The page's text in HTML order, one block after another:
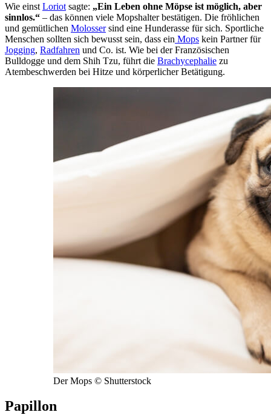
Wie einst Loriot sagte: „Ein Leben ohne Möpse ist möglich, aber
sinnlos.“ – das können viele Mopshalter bestätigen. Die fröhlichen
und gemütlichen Molossersind eine Hunderasse für sich. Sportliche
Menschen sollten sich bewusst sein, dass ein Mops kein Partner für
Jogging, Radfahren und Co. ist. Wie bei der Französischen
Bulldogge und dem Shih Tzu, führt die Brachycephalie zu
Atembeschwerden bei Hitze und körperlicher Betätigung.
Der Mops © Shutterstock
Papillon